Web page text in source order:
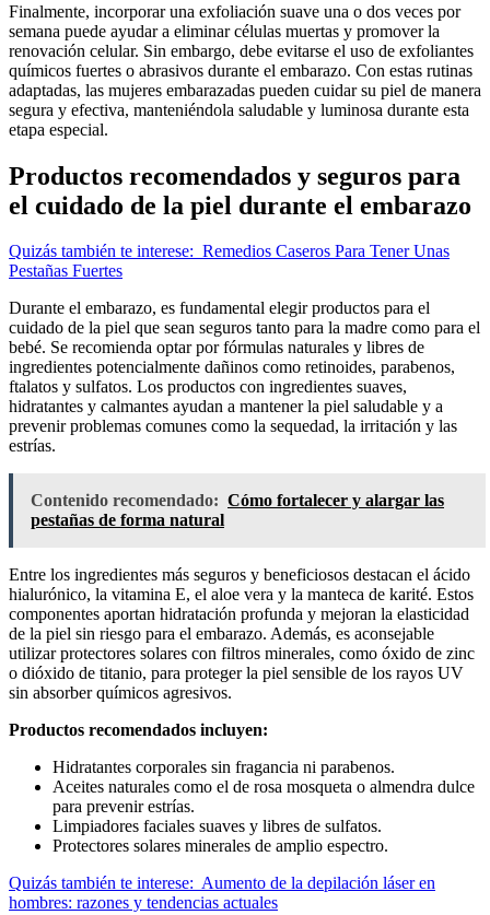
Finalmente, incorporar una exfoliación suave una o dos veces por
semana puede ayudar a eliminar células muertas y promover la
renovación celular. Sin embargo, debe evitarse el uso de exfoliantes
químicos fuertes o abrasivos durante el embarazo. Con estas rutinas
adaptadas, las mujeres embarazadas pueden cuidar su piel de manera
segura y efectiva, manteniéndola saludable y luminosa durante esta
etapa especial.
Productos recomendados y seguros para
el cuidado de la piel durante el embarazo
Quizás también te interese: Remedios Caseros Para Tener Unas
Pestañas Fuertes
Durante el embarazo, es fundamental elegir productos para el
cuidado de la piel que sean seguros tanto para la madre como para el
bebé. Se recomienda optar por fórmulas naturales y libres de
ingredientes potencialmente dañinos como retinoides, parabenos,
ftalatos y sulfatos. Los productos con ingredientes suaves,
hidratantes y calmantes ayudan a mantener la piel saludable y a
prevenir problemas comunes como la sequedad, la irritación y las
estrías.
Contenido recomendado: Cómo fortalecer y alargar las
pestañas de forma natural
Entre los ingredientes más seguros y beneficiosos destacan el ácido
hialurónico, la vitamina E, el aloe vera y la manteca de karité. Estos
componentes aportan hidratación profunda y mejoran la elasticidad
de la piel sin riesgo para el embarazo. Además, es aconsejable
utilizar protectores solares con filtros minerales, como óxido de zinc
o dióxido de titanio, para proteger la piel sensible de los rayos UV
sin absorber químicos agresivos.
Productos recomendados incluyen:
Hidratantes corporales sin fragancia ni parabenos.
Aceites naturales como el de rosa mosqueta o almendra dulce
para prevenir estrías.
Limpiadores faciales suaves y libres de sulfatos.
Protectores solares minerales de amplio espectro.
Quizás también te interese: Aumento de la depilación láser en
hombres: razones y tendencias actuales